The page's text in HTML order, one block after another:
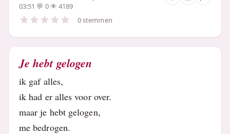
03:51
0
4189
0 stemmen
Je hebt gelogen
ik gaf alles,
ik had er alles voor over.
maar je hebt gelogen,
me bedrogen.